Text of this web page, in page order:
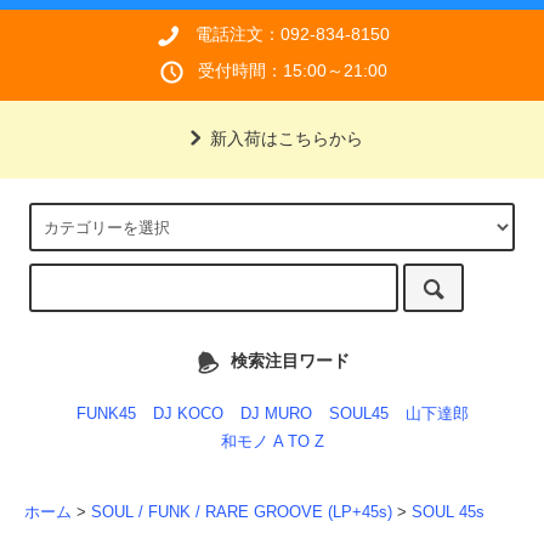
電話注文：092-834-8150
受付時間：15:00～21:00
新入荷はこちらから
検索注目ワード
FUNK45 DJ KOCO DJ MURO SOUL45
山下達郎
和モノ A TO Z
ホーム > SOUL / FUNK / RARE GROOVE (LP+45s) > SOUL 45s